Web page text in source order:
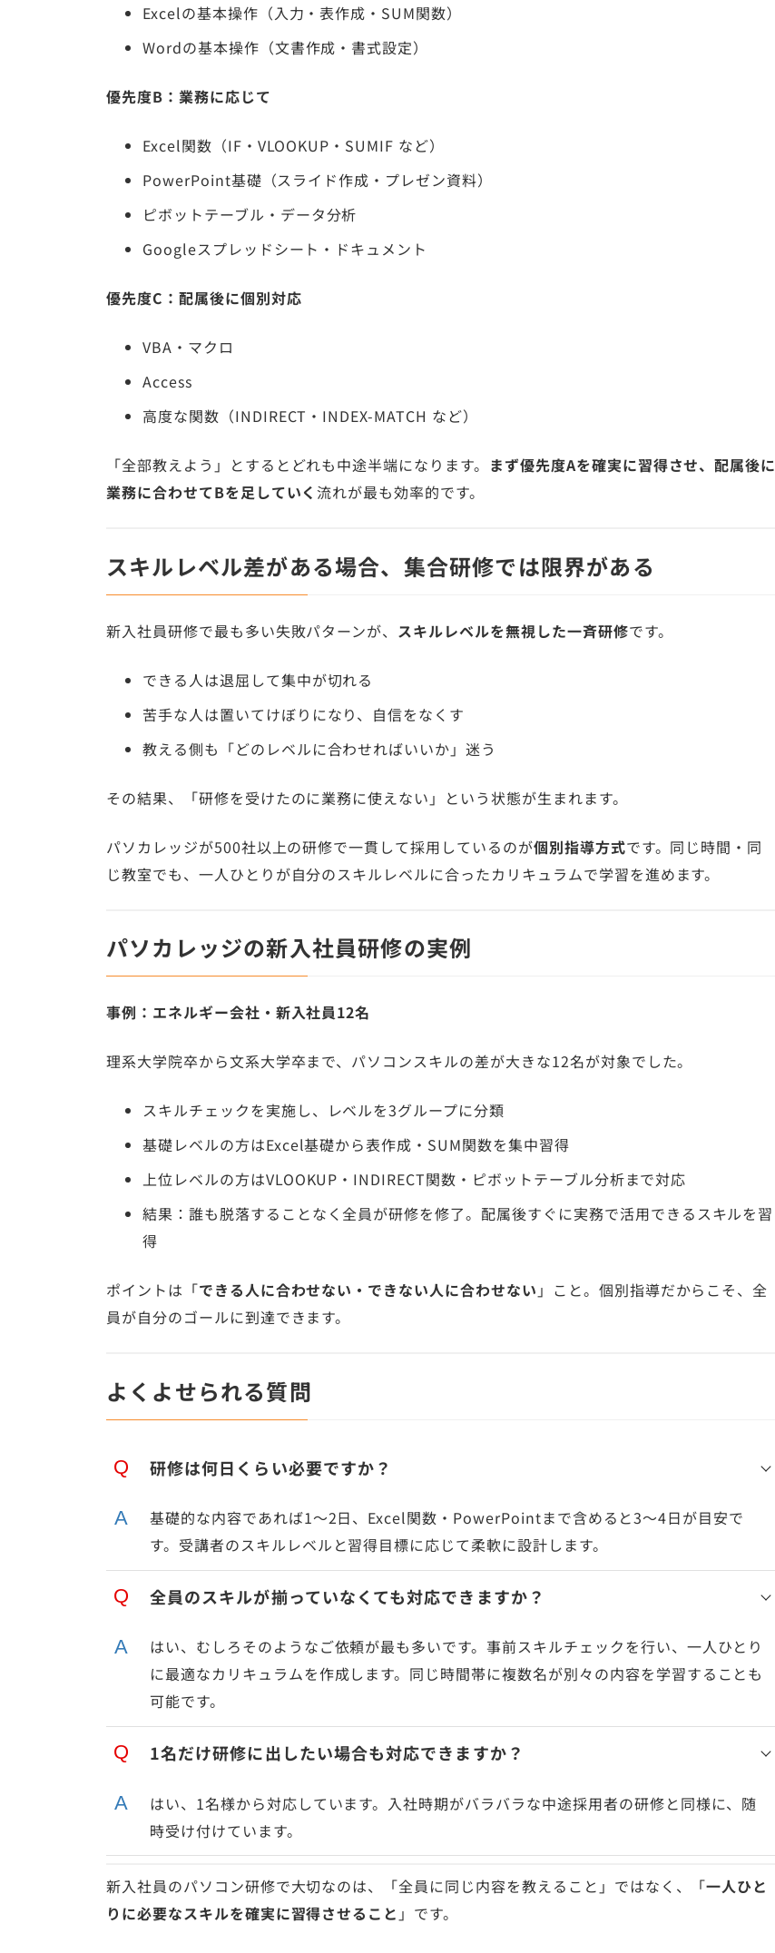
Excelの基本操作（入力・表作成・SUM関数）
Wordの基本操作（文書作成・書式設定）
優先度B：業務に応じて
Excel関数（IF・VLOOKUP・SUMIF など）
PowerPoint基礎（スライド作成・プレゼン資料）
ピボットテーブル・データ分析
Googleスプレッドシート・ドキュメント
優先度C：配属後に個別対応
VBA・マクロ
Access
高度な関数（INDIRECT・INDEX-MATCH など）
「全部教えよう」とするとどれも中途半端になります。 まず優先度Aを確実に習得させ、配属後に
業務に合わせてBを足していく流れが最も効率的です。
スキルレベル差がある場合、集合研修では限界がある
新入社員研修で最も多い失敗パターンが、 スキルレベルを無視した一斉研修です。
できる人は退屈して集中が切れる
苦手な人は置いてけぼりになり、自信をなくす
教える側も「どのレベルに合わせればいいか」迷う
その結果、「研修を受けたのに業務に使えない」という状態が生まれます。
パソカレッジが500社以上の研修で一貫して採用しているのが個別指導方式です。同じ時間・同
じ教室でも、一人ひとりが自分のスキルレベルに合ったカリキュラムで学習を進めます。
パソカレッジの新入社員研修の実例
事例：エネルギー会社・新入社員12名
理系大学院卒から文系大学卒まで、パソコンスキルの差が大きな12名が対象でした。
スキルチェックを実施し、レベルを3グループに分類
基礎レベルの方はExcel基礎から表作成・SUM関数を集中習得
上位レベルの方はVLOOKUP・INDIRECT関数・ピボットテーブル分析まで対応
結果：誰も脱落することなく全員が研修を修了。配属後すぐに実務で活用できるスキルを習
得
ポイントは「できる人に合わせない・できない人に合わせない 」こと。個別指導だからこそ、全
員が自分のゴールに到達できます。
よくよせられる質問
研修は何日くらい必要ですか？
基礎的な内容であれば1〜2日、Excel関数・PowerPointまで含めると3〜4日が目安で
す。受講者のスキルレベルと習得目標に応じて柔軟に設計します。
全員のスキルが揃っていなくても対応できますか？
はい、むしろそのようなご依頼が最も多いです。事前スキルチェックを行い、一人ひとり
に最適なカリキュラムを作成します。同じ時間帯に複数名が別々の内容を学習することも
可能です。
1名だけ研修に出したい場合も対応できますか？
はい、1名様から対応しています。入社時期がバラバラな中途採用者の研修と同様に、随
時受け付けています。
新入社員のパソコン研修で大切なのは、「全員に同じ内容を教えること」ではなく、「一人ひと
りに必要なスキルを確実に習得させること 」です。